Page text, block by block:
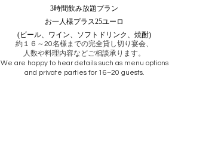
3時間飲み放題プラン
お一人様プラス25ユーロ
(ビール、ワイン、ソフトドリンク、焼酎)
約１６～20名様までの完全貸し切り宴会、
人数や料理内容などご相談承ります。
We are happy to hear details such as menu options
and private parties for 16–20 guests.